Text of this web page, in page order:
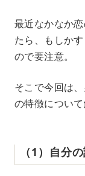
最近なかなか
たら、もしか
ので要注意。
そこで今回は
の特徴につい
（1）自分